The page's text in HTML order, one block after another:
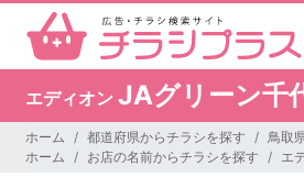
エディオン JAグリーン千
ホーム 都道府県からチラシを探す 鳥取
ホーム
お店の名前からチラシを探す エ